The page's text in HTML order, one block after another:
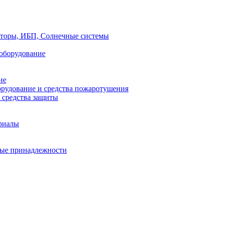
ИБП, Солнечные системы
и средства пожаротушения
защиты
принадлежности